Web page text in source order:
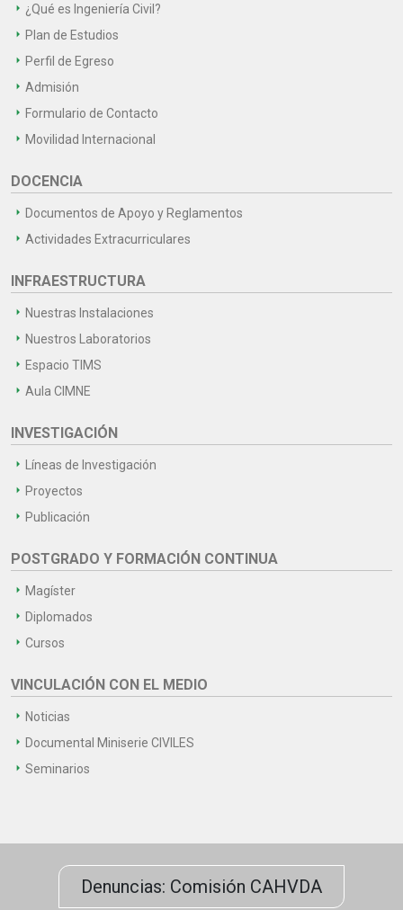
¿Qué es Ingeniería Civil?
Plan de Estudios
Perfil de Egreso
Admisión
Formulario de Contacto
Movilidad Internacional
DOCENCIA
Documentos de Apoyo y Reglamentos
Actividades Extracurriculares
INFRAESTRUCTURA
Nuestras Instalaciones
Nuestros Laboratorios
Espacio TIMS
Aula CIMNE
INVESTIGACIÓN
Líneas de Investigación
Proyectos
Publicación
POSTGRADO Y FORMACIÓN CONTINUA
Magíster
Diplomados
Cursos
VINCULACIÓN CON EL MEDIO
Noticias
Documental Miniserie CIVILES
Seminarios
Denuncias: Comisión CAHVDA